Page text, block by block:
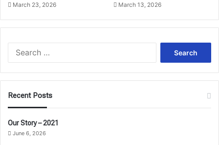
March 23, 2026 March 13, 2026
f
Recent Posts
Our Story – 2021
June 6, 2026